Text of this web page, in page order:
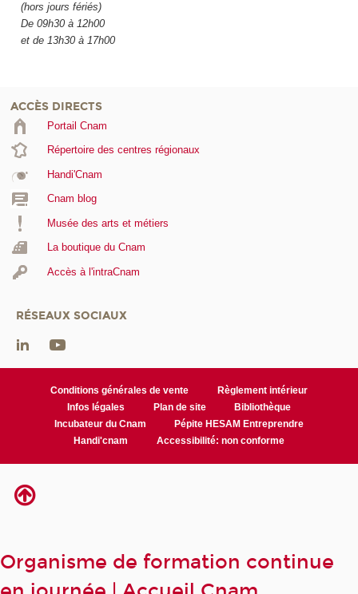
(hors jours fériés)
De 09h30 à 12h00
et de 13h30 à 17h00
ACCÈS DIRECTS
Portail Cnam
Répertoire des centres régionaux
Handi'Cnam
Cnam blog
Musée des arts et métiers
La boutique du Cnam
Accès à l'intraCnam
RÉSEAUX SOCIAUX
Conditions générales de vente
Règlement intérieur
Infos légales
Plan de site
Bibliothèque
Incubateur du Cnam
Pépite HESAM Entreprendre
Handi'cnam
Accessibilité: non conforme
Organisme de formation continue